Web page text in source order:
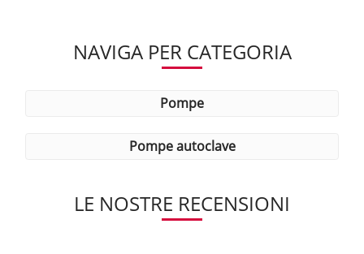
NAVIGA PER CATEGORIA
pompe
pompe autoclave
LE NOSTRE RECENSIONI